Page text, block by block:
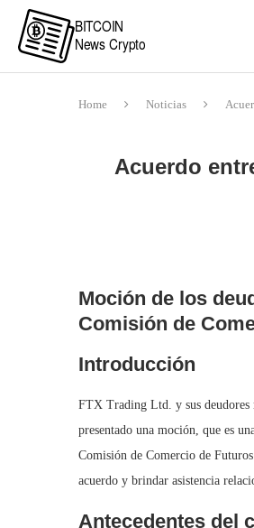
Home Noticias
Acuerdo
Moción de los
Comisión de
Introducción
FTX Trading Ltd. y sus deudores
presentado una moción, que es
Comisión de Comercio de
acuerdo y brindar asistencia
Antecedentes del